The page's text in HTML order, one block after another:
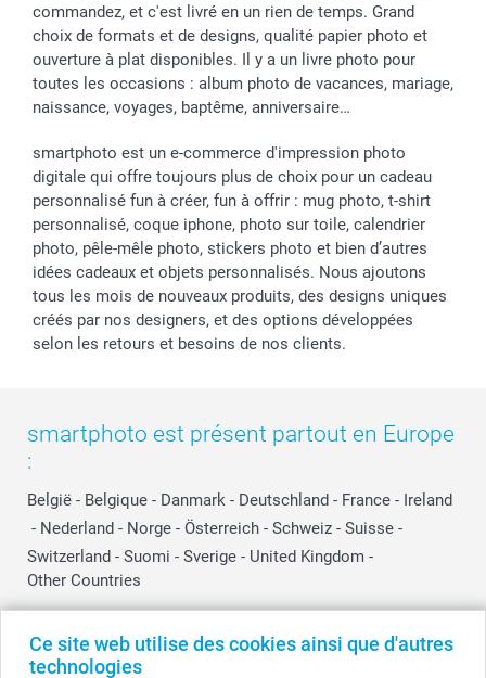
Ce site web utilise des cookies ainsi que d'autres
technologies
commandez, et c'est livré en un rien de temps. Grand
choix de formats et de designs, qualité papier photo et
ouverture à plat disponibles. Il y a un livre photo pour
toutes les occasions : album photo de vacances, mariage,
naissance, voyages, baptême, anniversaire…
smartphoto est un e-commerce d'impression photo
digitale qui offre toujours plus de choix pour un cadeau
personnalisé fun à créer, fun à offrir : mug photo, t-shirt
personnalisé, coque iphone, photo sur toile, calendrier
photo, pêle-mêle photo, stickers photo et bien d’autres
idées cadeaux et objets personnalisés. Nous ajoutons
tous les mois de nouveaux produits, des designs uniques
créés par nos designers, et des options développées
selon les retours et besoins de nos clients.
smartphoto est présent partout en Europe
:
België - Belgique - Danmark - Deutschland - France - Ireland
- Nederland - Norge - Österreich - Schweiz - Suisse -
Switzerland - Suomi - Sverige - United Kingdom -
Other Countries
Tous les prix sont en EURO (€), TVA incluse et hors frais de port.